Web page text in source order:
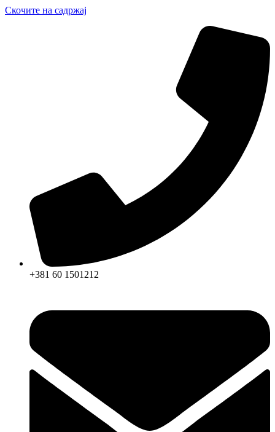
Скочите на садржај
+381 60 1501212